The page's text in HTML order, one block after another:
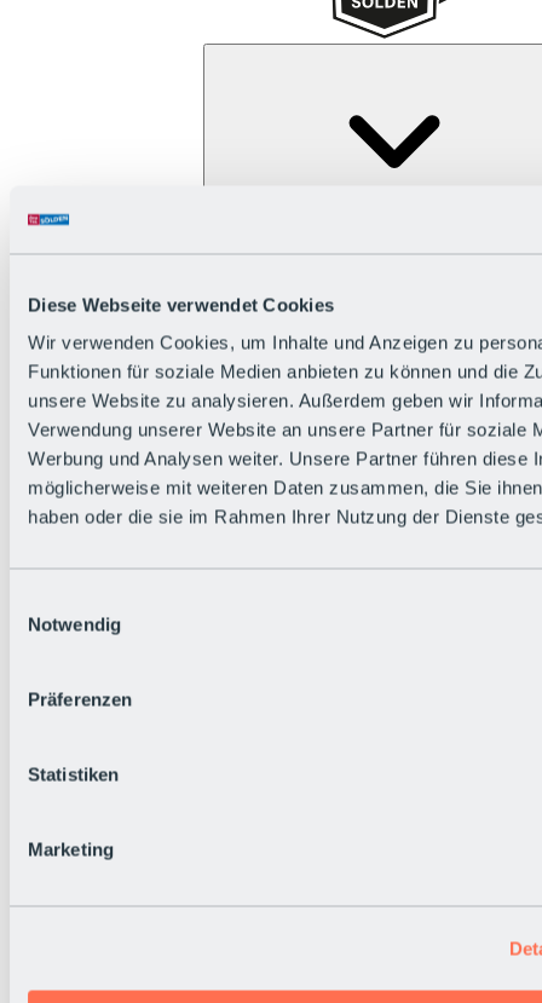
Diese Webseite verwendet Cookies
Wir verwenden Cookies, um Inhalte und Anzeigen zu
Funktionen für soziale Medien anbieten zu können und die
unsere Website zu analysieren. Außerdem geben wir
Verwendung unserer Website an unsere Partner für soziale
Werbung und Analysen weiter. Unsere Partner führen diese
möglicherweise mit weiteren Daten zusammen, die Sie
haben oder die sie im Rahmen Ihrer Nutzung der Dienste
Notwendig
Präferenzen
Statistiken
Marketing
Bürger:in werden
Bikepark-Rules
Bikepark-Partnerschaften
Nachhaltigkeit in der BRS
Bikepark & Tickets